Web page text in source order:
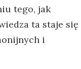
‍tego, jak
ta staje się⁢
i